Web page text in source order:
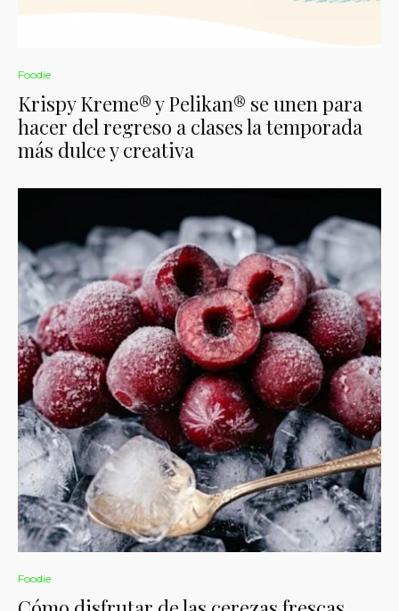
Foodie
Krispy Kreme® y Pelikan® se unen para
hacer del regreso a clases la temporada
más dulce y creativa
Foodie